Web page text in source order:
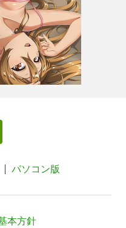
パソコン版
本方針